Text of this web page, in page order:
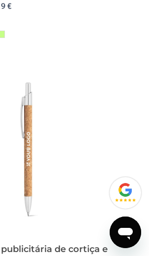
€
de cortiça e